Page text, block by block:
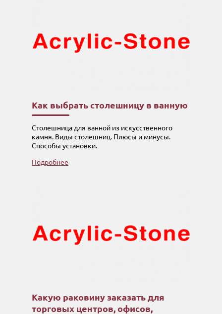
Как выбрать столешницу в ванную
Столешница для ванной из искусственного
камня. Виды столешниц. Плюсы и минусы.
Способы установки.
Подробнее
Какую раковину заказать для
торговых центров, офисов,